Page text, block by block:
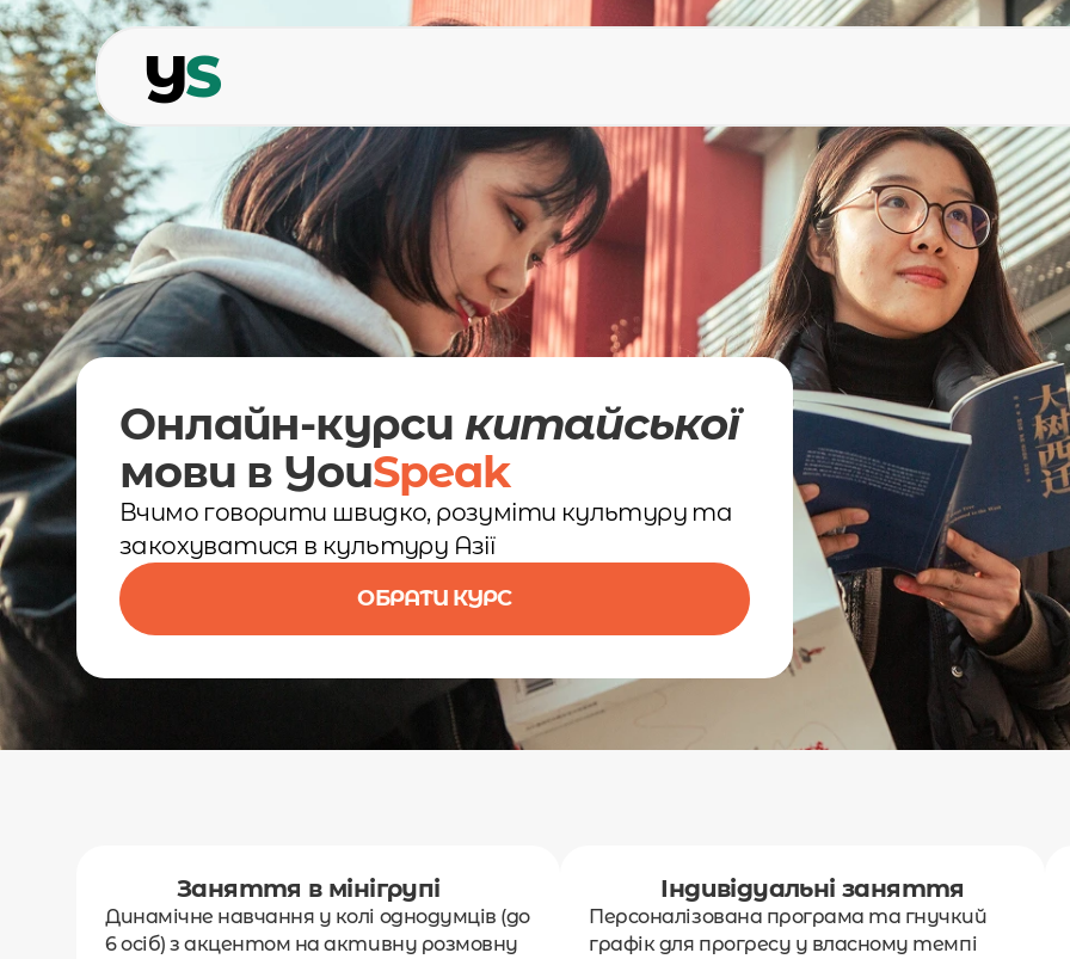
Онлайн-курси китайської
мови в YouSpeak
Вчимо говорити швидко, розуміти культуру та
закохуватися в культуру Азії
ОБРАТИ КУРС
Заняття в мінігрупі
Динамічне навчання у колі однодумців (до
6 осіб) з акцентом на активну розмовну
Індивідуальні заняття
Персоналізована програма та гнучкий
графік для прогресу у власному темпі
YS